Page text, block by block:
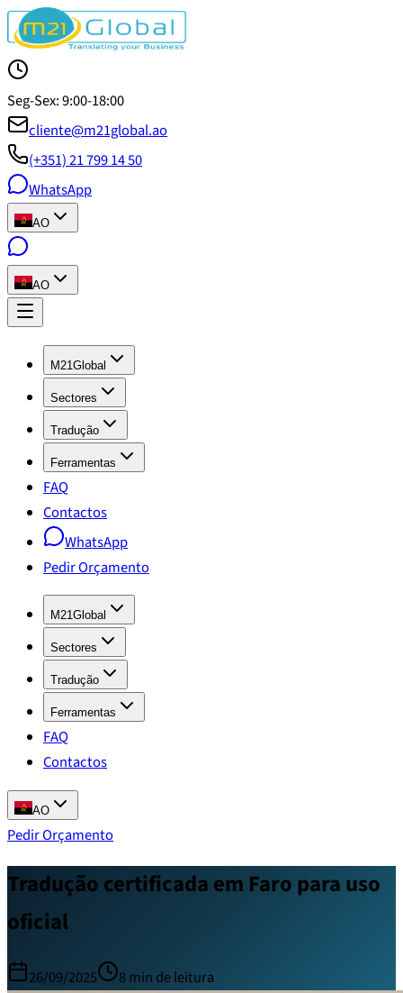
Seg-Sex: 9:00-18:00
cliente@m21global.ao
(+351) 21 799 14 50
WhatsApp
AO
AO
M21Global
Sectores
Tradução
Ferramentas
FAQ
Contactos
WhatsApp
Pedir Orçamento
M21Global
Sectores
Tradução
Ferramentas
FAQ
Contactos
AO
Pedir Orçamento
Tradução certificada em Faro para uso
oficial
26/09/2025 8min de leitura